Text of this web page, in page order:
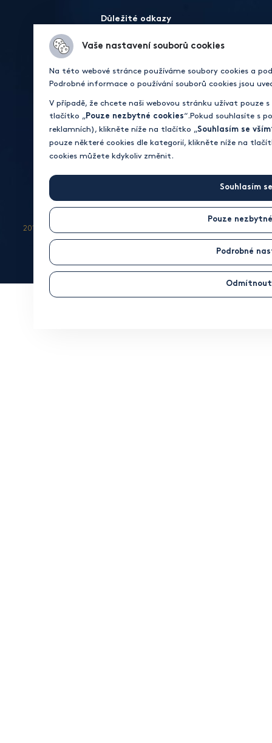
Důležité odkazy
Ochrana osobních údajů Etický kodex Whistleblowing
603 00 Brno, Pisárky
DIČ: CZ19977255
2012 – 2026 © DRFG Investment Group a.s.
preferencí cookies.
Made by
Vaše nastavení souborů cookies
Na této webové stránce používáme soubory cookies a
Podrobné informace o používání souborů cookies jsou
V případě, že chcete naši webovou stránku užívat pouze
tlačítko „Pouze nezbytné cookies“.Pokud souhlasíte s
reklamních), klikněte níže na tlačítko „Souhlasím se vším
pouze některé cookies dle kategorií, klikněte níže na
cookies můžete kdykoliv změnit.
Souhlasím
Pouze
Podrobné
Odmítnout